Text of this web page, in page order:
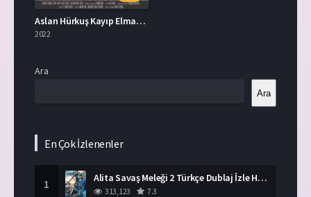
Aslan Hürkuş Kayıp Elmas Full İzle
2022
Ara
Ara
En Çok İzlenenler
1 Alita Savaş Meleği 2 Türkçe Dublaj İzle HD Film
313,123 7.3